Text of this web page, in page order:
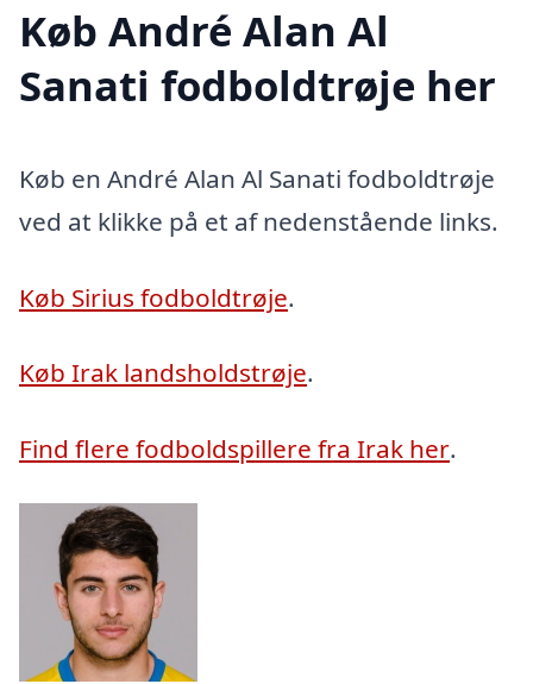
Køb André Alan Al
Sanati fodboldtrøje her
Køb en André Alan Al Sanati fodboldtrøje
ved at klikke på et af nedenstående links.
Køb Sirius fodboldtrøje.
Køb Irak landsholdstrøje.
Find flere fodboldspillere fra Irak her.